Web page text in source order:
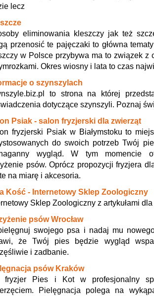
lecz
eliminowania kleszczy jak też
przenosić te pajęczaki to główna
w Polsce przybywa ma to związek z
Okres wiosny i lata to czas
o szynszylach
to strona na której
dotyczące szynszyli. Poznaj
Psiak - salon fryzjerski dla zwierząt
fryzjerski Psiak w Białymstoku to
do swoich potrzeb Twój
wygląd. W tym momencie
psów. Oprócz propozycji fryzjera
na miarę i akcesoria.
Kość - Internetowy Sklep Zoologiczny
Sklep Zoologiczny z artykułami
psów Wrocław
swojego psa i nadaj mu
że Twój pies będzie wygląd
i zadbanie.
psów Kraków
fryzjer Pies i Kot w profesjonalny
Pielęgnacja polega na